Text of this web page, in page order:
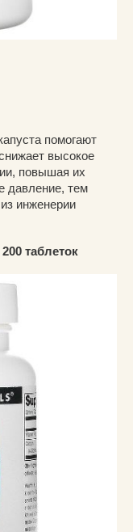
помогают
высокое
повышая их
давление, тем
инженерии
таблеток